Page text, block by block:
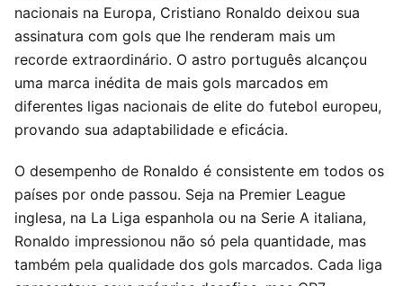
nacionais na Europa, Cristiano Ronaldo deixou sua
assinatura com gols que lhe renderam mais um
recorde extraordinário. O astro português alcançou
uma marca inédita de mais gols marcados em
diferentes ligas nacionais de elite do futebol europeu,
provando sua adaptabilidade e eficácia.
O desempenho de Ronaldo é consistente em todos os
países por onde passou. Seja na Premier League
inglesa, na La Liga espanhola ou na Serie A italiana,
Ronaldo impressionou não só pela quantidade, mas
também pela qualidade dos gols marcados. Cada liga